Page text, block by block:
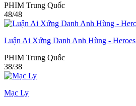
PHIM Trung Quốc
48/48
Luận Ai Xứng Danh Anh Hùng - Heroes
PHIM Trung Quốc
38/38
Mạc Ly